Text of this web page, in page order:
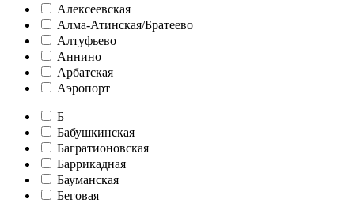
Алексеевская
Алма-Атинская/Братеево
Алтуфьево
Аннино
Арбатская
Аэропорт
Б
Бабушкинская
Багратионовская
Баррикадная
Бауманская
Беговая